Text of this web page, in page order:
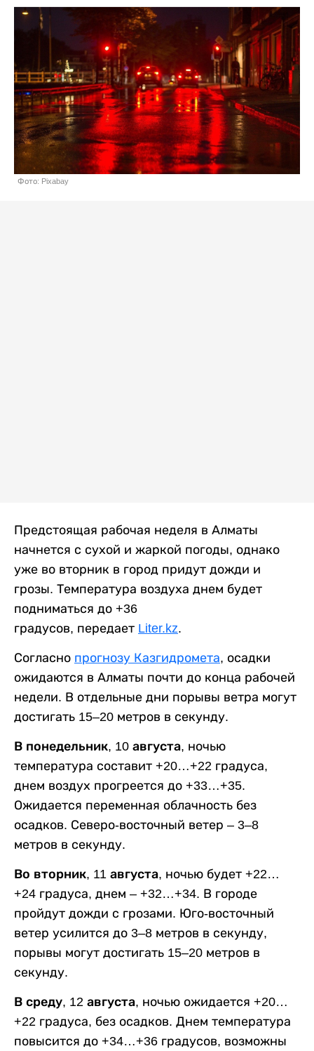
Фото: Pixabay
Предстоящая рабочая неделя в Алматы
начнется с сухой и жаркой погоды, однако
уже во вторник в город придут дожди и
грозы. Температура воздуха днем будет
подниматься до +36
градусов, передает Liter.kz.
Согласно прогнозу Казгидромета, осадки
ожидаются в Алматы почти до конца рабочей
недели. В отдельные дни порывы ветра могут
достигать 15–20 метров в секунду.
В понедельник, 10 августа, ночью
температура составит +20…+22 градуса,
днем воздух прогреется до +33…+35.
Ожидается переменная облачность без
осадков. Северо-восточный ветер – 3–8
метров в секунду.
Во вторник, 11 августа, ночью будет +22…
+24 градуса, днем – +32…+34. В городе
пройдут дожди с грозами. Юго-восточный
ветер усилится до 3–8 метров в секунду,
порывы могут достигать 15–20 метров в
секунду.
В среду, 12 августа, ночью ожидается +20…
+22 градуса, без осадков. Днем температура
повысится до +34…+36 градусов, возможны